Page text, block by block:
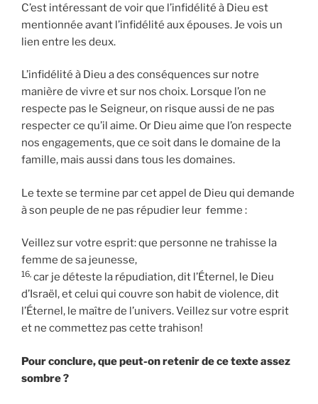
C’est intéressant de voir que l’infidélité à Dieu est
mentionnée avant l’infidélité aux épouses. Je vois un
lien entre les deux.
L’infidélité à Dieu a des conséquences sur notre
manière de vivre et sur nos choix. Lorsque l’on ne
respecte pas le Seigneur, on risque aussi de ne pas
respecter ce qu’il aime. Or Dieu aime que l’on respecte
nos engagements, que ce soit dans le domaine de la
famille, mais aussi dans tous les domaines.
Le texte se termine par cet appel de Dieu qui demande
à son peuple de ne pas répudier leur femme :
Veillez sur votre esprit: que personne ne trahisse la
femme de sa jeunesse,
16, car je déteste la répudiation, dit l’Éternel, le Dieu
d’Israël, et celui qui couvre son habit de violence, dit
l’Éternel, le maître de l’univers. Veillez sur votre esprit
et ne commettez pas cette trahison!
Pour conclure, que peut-on retenir de ce texte assez
sombre ?